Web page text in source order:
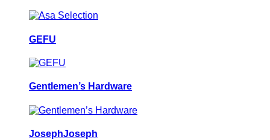
GEFU
Gentlemen’s Hardware
JosephJoseph